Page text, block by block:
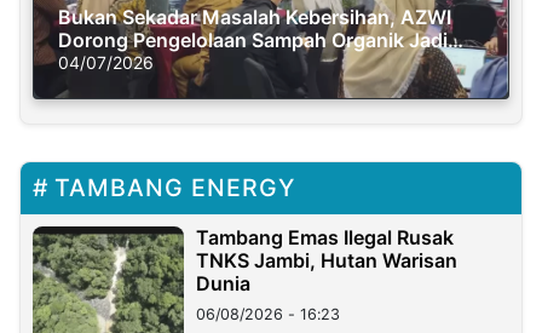
Bukan Sekadar Masalah Kebersihan, AZWI
Dorong Pengelolaan Sampah Organik Jadi
Solusi Krisis Iklim
04/07/2026
TAMBANG ENERGY
Tambang Emas Ilegal Rusak
TNKS Jambi, Hutan Warisan
Dunia
06/08/2026 - 16:23